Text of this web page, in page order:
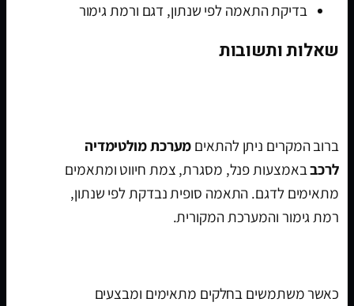
בדיקת התאמה לפי שנתון, דגם ורמת גימור
שאלות ותשובות
ברוב המקרים ניתן להתאים מערכת מולטימדיה
לרכבבאמצעות פנל, מסגרת, צמת חיווט ומתאמים
מתאימים לדגם. התאמה סופית נבדקת לפי שנתון,
רמת גימור והמערכת המקורית.
כאשר משתמשים בחלקים מתאימים ומבצעים